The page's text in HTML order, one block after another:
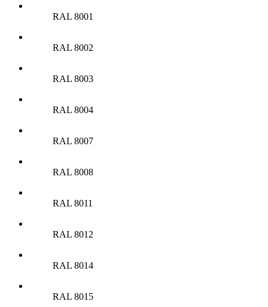
RAL 8001
RAL 8002
RAL 8003
RAL 8004
RAL 8007
RAL 8008
RAL 8011
RAL 8012
RAL 8014
RAL 8015